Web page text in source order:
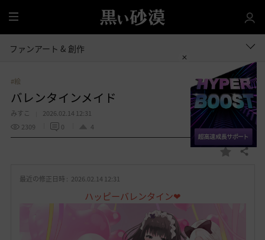
全
体
ファンアート & 創作
#絵
バレンタインメイド
みすこ
2026.02.14 12:31
2309
0 4
お 共有する
最近の修正日時 : 2026.02.14 12:31
ハッピーバレンタイン❤